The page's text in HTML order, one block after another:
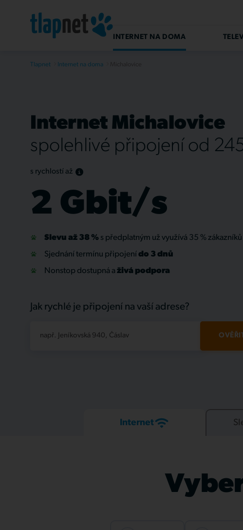
INTERNET NA DOMA
Tlapnet Internet na doma
Internet Michalovice
spolehlivé připojení od
s rychlostí až
2 Gbit/s
Slevu až 38 % s předplatným už využívá 35 % zákazníků
Sjednání termínu připojení do 3 dnů
Nonstop dostupná a živá podpora
Jak rychlé je připojení na vaší adrese?
např. Jeníkovská 940, Čáslav
Internet